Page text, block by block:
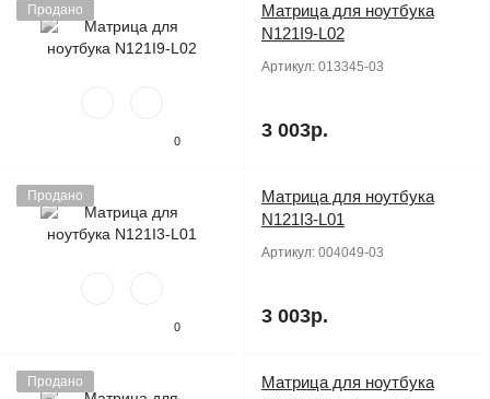
Продано
0
Матрица для ноутбука
N121I9-L02
Артикул: 013345-03
3 003р.
Продано
0
Матрица для ноутбука
N121I3-L01
Артикул: 004049-03
3 003р.
Продано
Матрица для ноутбука